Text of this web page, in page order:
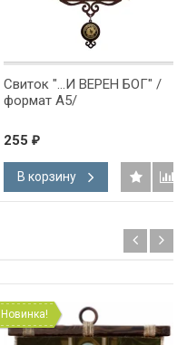
Свиток "...И ВЕРЕН БОГ" /
формат А5/
255 ₽
В корзину
Новинка!